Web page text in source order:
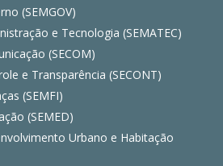
(SEMGOV)
e Tecnologia (SEMATEC)
(SECOM)
e Transparência (SECONT)
(SEMFI)
(SEMED)
Urbano e Habitação